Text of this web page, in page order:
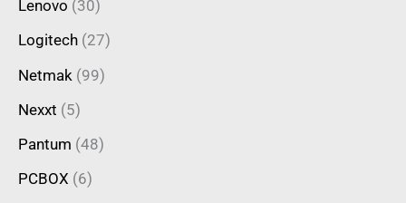
Lenovo (30)
Logitech (27)
Netmak (99)
Nexxt (5)
Pantum (48)
PCBOX (6)